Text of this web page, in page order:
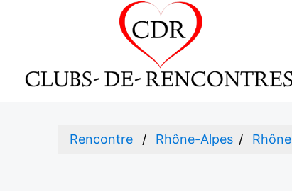
Rencontre Rhône-Alpes Rhône